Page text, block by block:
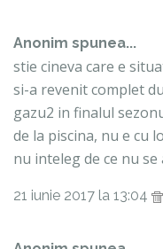
Anonim spunea...
stie cineva care e
si-a revenit complet
gazu2 in finalul
de la piscina, nu e cu
nu inteleg de ce nu
21 iunie 2017 la 13:04